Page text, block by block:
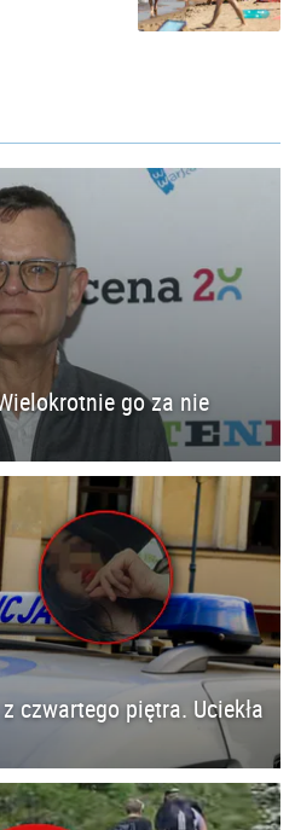
go za nie
czwartego piętra. Uciekła